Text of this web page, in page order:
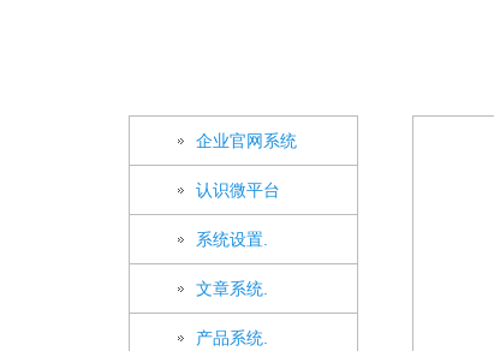
企业官网系统
认识微平台
系统设置.
文章系统.
产品系统.